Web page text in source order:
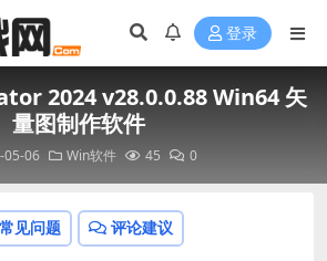
登录
2024 v28.0.0.88 Win64 矢
量图制作软件
05-06 Win软件 45 0
常见问题 评论建议